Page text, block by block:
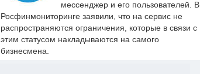
мессенджер и его пользователей. В
Росфинмониторинге заявили, что на сервис не
распространяются ограничения, которые в связи с
этим статусом накладываются на самого
бизнесмена.